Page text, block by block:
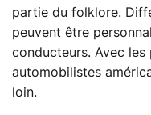
partie du folklore.
peuvent être
conducteurs. Avec les
automobilistes
loin.